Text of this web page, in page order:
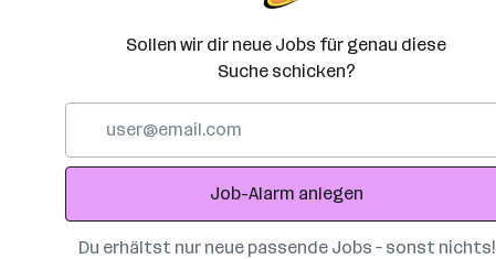
Sollen wir dir neue Jobs für genau diese
Suche schicken?
Adresse
Job-Alarm anlegen
Du erhältst nur neue passende Jobs – sonst nichts!